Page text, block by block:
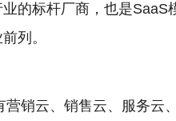
的标杆厂商，也是
列。
营销云、销售云、服务